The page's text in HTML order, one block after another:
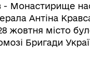
Монастирище
Антіна
жовтня місто
Бригади